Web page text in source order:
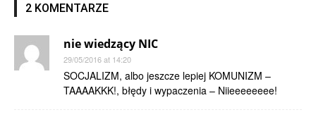
2 KOMENTARZE
nie wiedzący NIC
29/05/2016 at 14:20
SOCJALIZM, albo jeszcze lepiej KOMUNIZM –
TAAAAKKK!, błędy i wypaczenia – Niieeeeeeee!